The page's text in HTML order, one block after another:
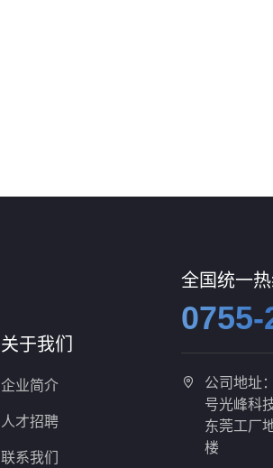
关于我们
企业简介
人才招聘
联系我们
全国统一
0755-

公司地址
号光峰科
东莞工厂
楼